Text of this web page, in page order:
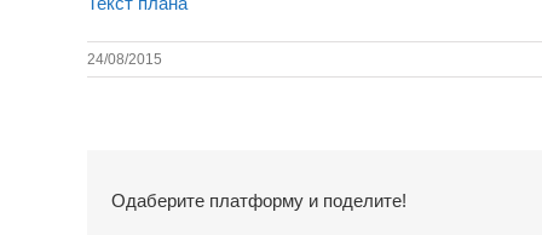
24/08/2015
Одаберите платформу и поделите!